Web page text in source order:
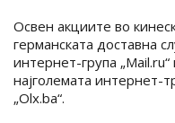
Освен акциите во
германската доставна
интернет-група „Mail.ru“
најголемата интернет-
„Olx.ba“.